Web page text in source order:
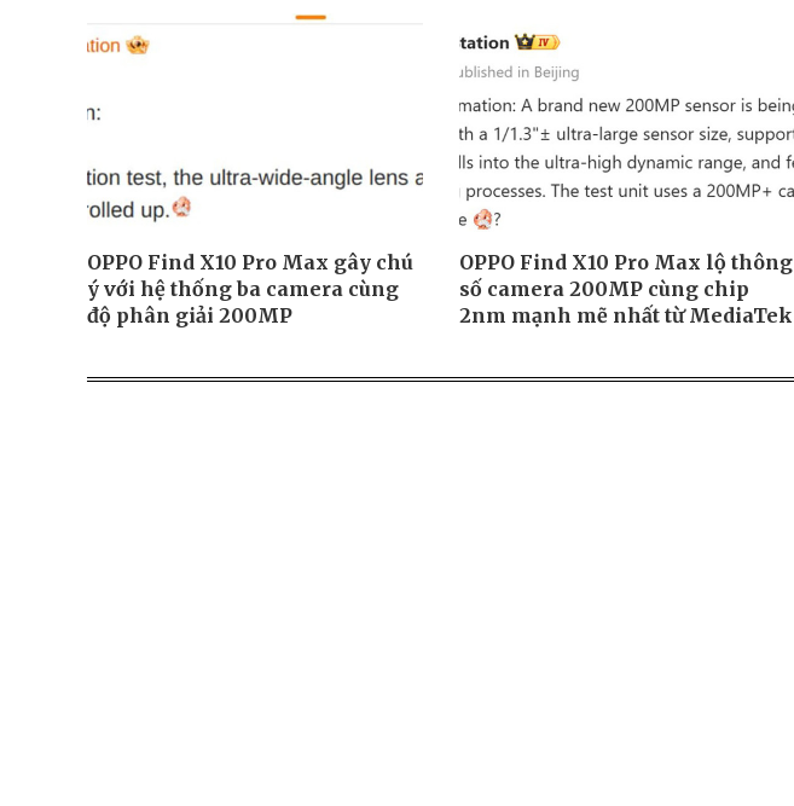
OPPO Find X10 Pro Max gây chú
ý với hệ thống ba camera cùng
độ phân giải 200MP
OPPO Find X10 Pro Max lộ thông
số camera 200MP cùng chip
2nm mạnh mẽ nhất từ MediaTek